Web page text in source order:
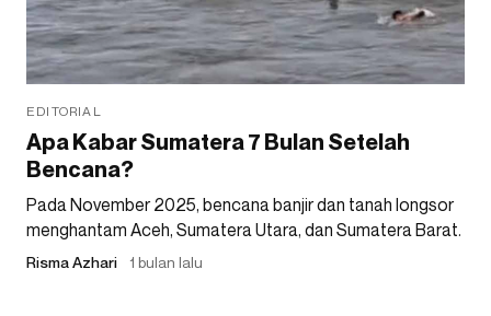
EDITORIAL
Apa Kabar Sumatera 7 Bulan Setelah
Bencana?
Pada November 2025, bencana banjir dan tanah longsor
menghantam Aceh, Sumatera Utara, dan Sumatera Barat.
Risma Azhari 1 bulan lalu